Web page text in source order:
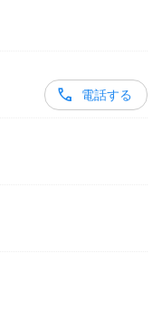
電話する